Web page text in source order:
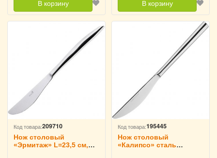
В корзину В корзину
Код товара:209710
Нож столовый
«Эрмитаж» L=23,5 см,
Код товара:195445
Нож столовый
«Калипсо» сталь